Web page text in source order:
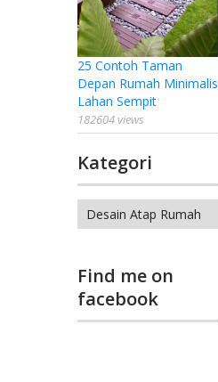
25 Contoh Taman
Depan Rumah Minimalis
Lahan Sempit
182604 views
Kategori
Kategori
Find me on
facebook